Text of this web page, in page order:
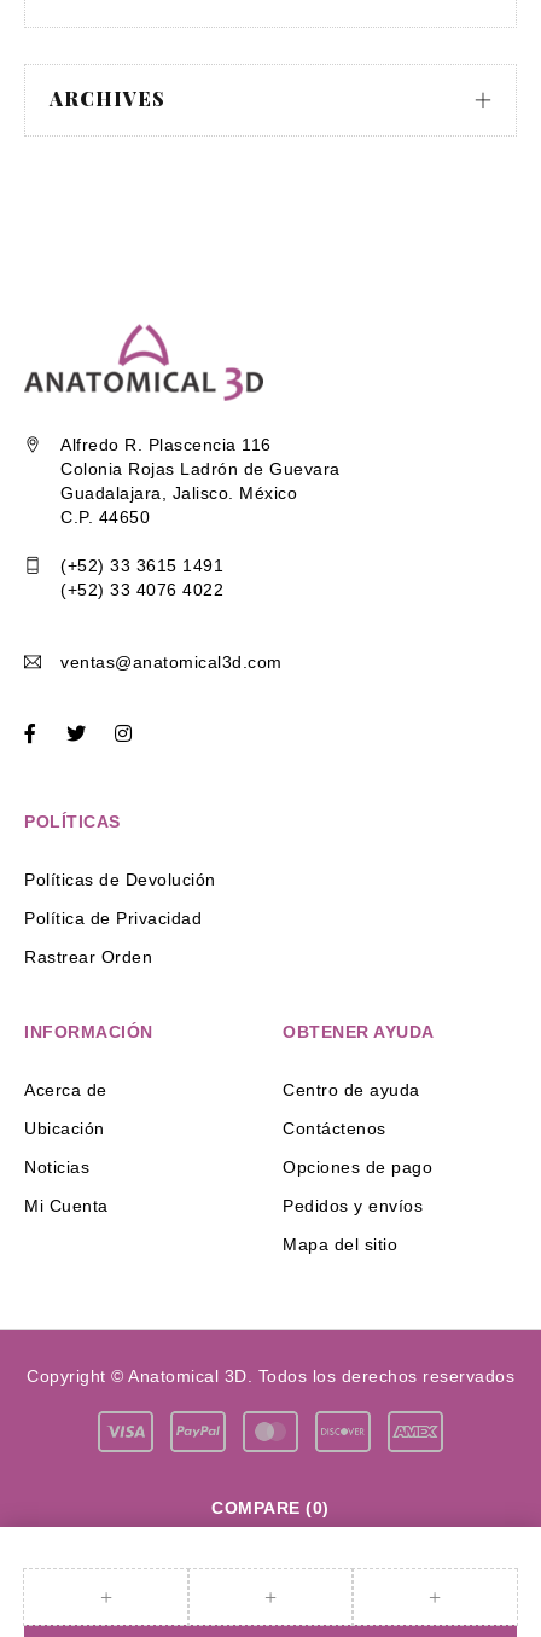
ARCHIVES
Alfredo R. Plascencia 116
Colonia Rojas Ladrón de Guevara
Guadalajara, Jalisco. México
C.P. 44650
(+52) 33 3615 1491
(+52) 33 4076 4022
ventas@anatomical3d.com
POLÍTICAS
Políticas de Devolución
Política de Privacidad
Rastrear Orden
INFORMACIÓN
Acerca de
Ubicación
Noticias
Mi Cuenta
OBTENER AYUDA
Centro de ayuda
Contáctenos
Opciones de pago
Pedidos y envíos
Mapa del sitio
Copyright © Anatomical 3D. Todos los derechos reservados
COMPARE (0)